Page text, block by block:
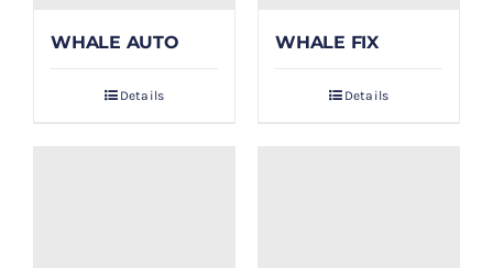
WHALE AUTO
Details
WHALE FIX
Details